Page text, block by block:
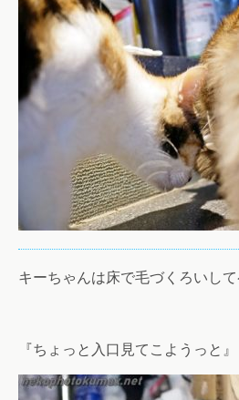
キーちゃんは床で毛づくろいし
『ちょっと入口見てこようっと』